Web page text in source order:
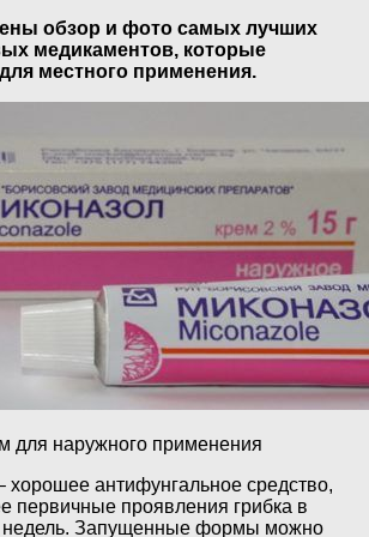
обзор и фото самых лучших
медикаментов, которые
местного применения.
для наружного применения
хорошее антифунгальное средство,
первичные проявления грибка в
недель. Запущенные формы можно